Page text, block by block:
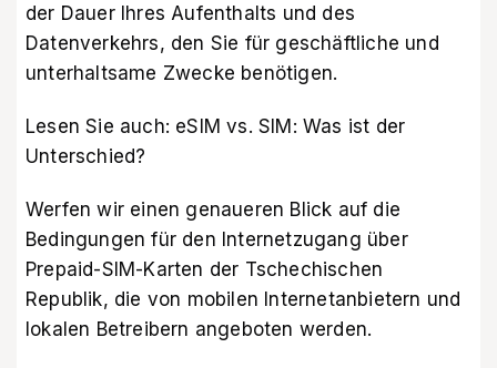
der Dauer Ihres Aufenthalts und des
Datenverkehrs, den Sie für geschäftliche und
unterhaltsame Zwecke benötigen.
Lesen Sie auch: eSIM vs. SIM: Was ist der
Unterschied?
Werfen wir einen genaueren Blick auf die
Bedingungen für den Internetzugang über
Prepaid-SIM-Karten der Tschechischen
Republik, die von mobilen Internetanbietern und
lokalen Betreibern angeboten werden.